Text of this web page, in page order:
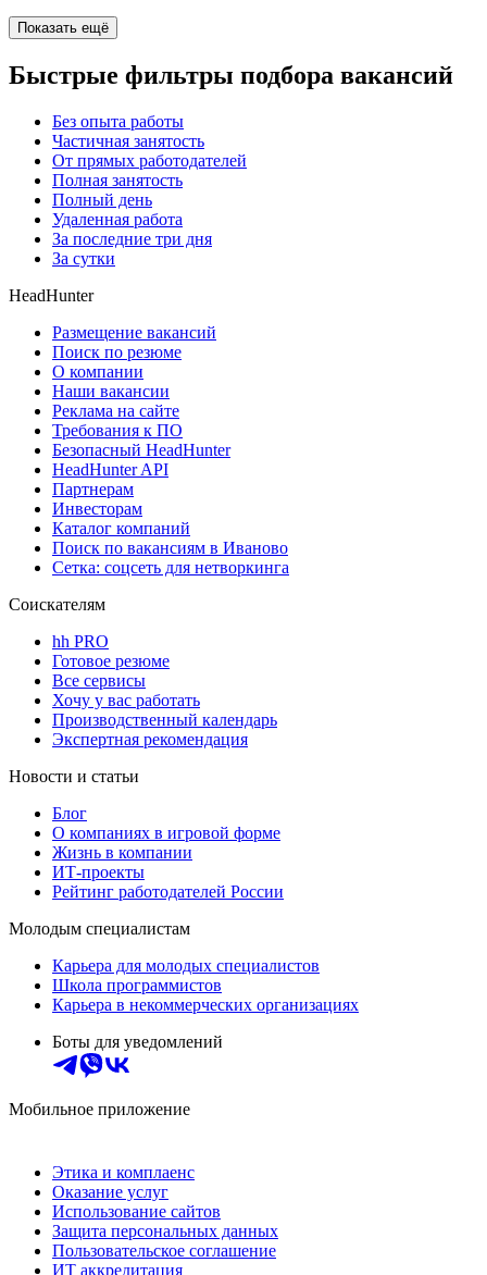
Показать ещё
Быстрые фильтры подбора вакансий
Без опыта работы
Частичная занятость
От прямых работодателей
Полная занятость
Полный день
Удаленная работа
За последние три дня
За сутки
HeadHunter
Размещение вакансий
Поиск по резюме
О компании
Наши вакансии
Реклама на сайте
Требования к ПО
Безопасный HeadHunter
HeadHunter API
Партнерам
Инвесторам
Каталог компаний
Поиск по вакансиям в Иваново
Сетка: соцсеть для нетворкинга
Соискателям
hh PRO
Готовое резюме
Все сервисы
Хочу у вас работать
Производственный календарь
Экспертная рекомендация
Новости и статьи
Блог
О компаниях в игровой форме
Жизнь в компании
ИТ-проекты
Рейтинг работодателей России
Молодым специалистам
Карьера для молодых специалистов
Школа программистов
Карьера в некоммерческих организациях
Боты для уведомлений
Мобильное приложение
Этика и комплаенс
Оказание услуг
Использование сайтов
Защита персональных данных
Пользовательское соглашение
ИТ аккредитация